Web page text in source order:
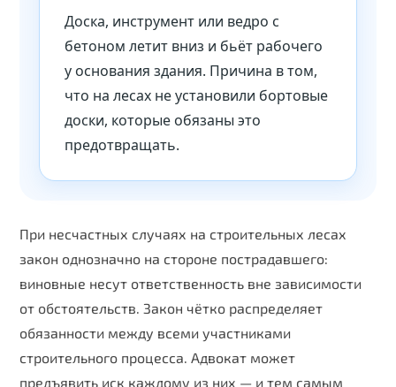
Доска, инструмент или ведро с
бетоном летит вниз и бьёт рабочего
у основания здания. Причина в том,
что на лесах не установили бортовые
доски, которые обязаны это
предотвращать.
При несчастных случаях на строительных лесах
закон однозначно на стороне пострадавшего:
виновные несут ответственность вне зависимости
от обстоятельств. Закон чётко распределяет
обязанности между всеми участниками
строительного процесса. Адвокат может
предъявить иск каждому из них — и тем самым